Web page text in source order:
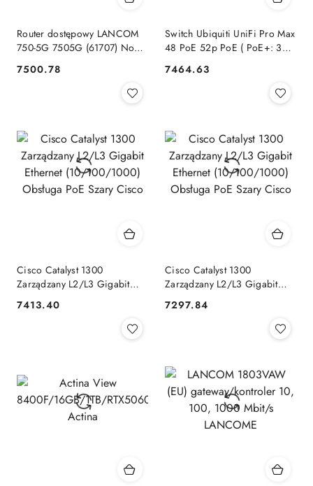
Router dostępowy LANCOM
750-5G 7505G (61707) No
Cena:
7500.78
Switch Ubiquiti UniFi Pro Max
48 PoE 52p PoE ( PoE+: 32;
Gigabit/Multigigabit/10G
Cena:
7464.63
Cisco Catalyst 1300
Zarządzany L2/L3 Gigabit
Obsługa PoE Szary Cisco
Cena:
7413.40
Cisco Catalyst 1300
Zarządzany L2/L3 Gigabit
Obsługa PoE Szary Cisco
Cena:
7297.84